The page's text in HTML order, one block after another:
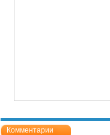
Комментарии